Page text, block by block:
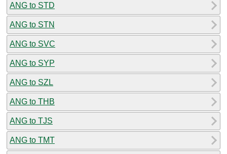
ANG to STD
ANG to STN
ANG to SVC
ANG to SYP
ANG to SZL
ANG to THB
ANG to TJS
ANG to TMT